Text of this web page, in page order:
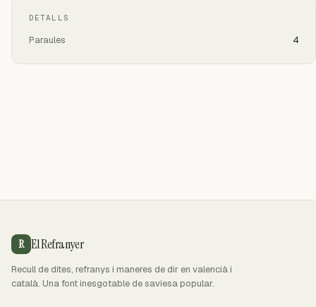
DETALLS
Paraules 4
R El Refranyer
Recull de dites, refranys i maneres de dir en valencià i
català. Una font inesgotable de saviesa popular.